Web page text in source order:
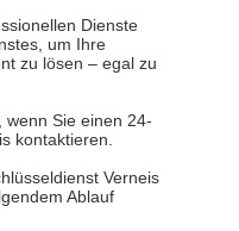
Dienste
um Ihre
zu lösen – egal zu
wenn Sie einen 24-
kontaktieren.
Verneis
Ablauf